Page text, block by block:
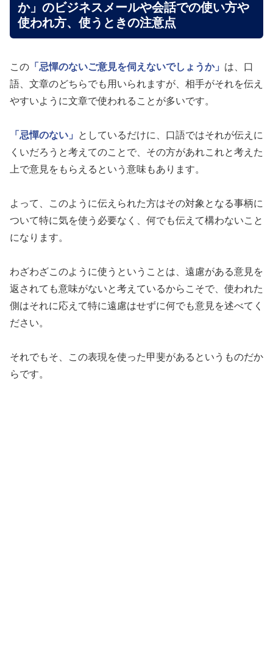
か」のビジネスメールや会話での使い方や
使われ方、使うときの注意点
この 「忌憚のないご意見を伺えないでしょうか」 は、口
語、文章のどちらでも用いられますが、相手がそれを伝え
やすいように文章で使われることが多いです。
「忌憚のない」
としているだけに、口語ではそれが伝えに
くいだろうと考えてのことで、その方があれこれと考えた
上で意見をもらえるという意味もあります。
よって、このように伝えられた方はその対象となる事柄に
ついて特に気を使う必要なく、何でも伝えて構わないこと
になります。
わざわざこのように使うということは、遠慮がある意見を
返されても意味がないと考えているからこそで、使われた
側はそれに応えて特に遠慮はせずに何でも意見を述べてく
ださい。
それでもそ、この表現を使った甲斐があるというものだか
らです。